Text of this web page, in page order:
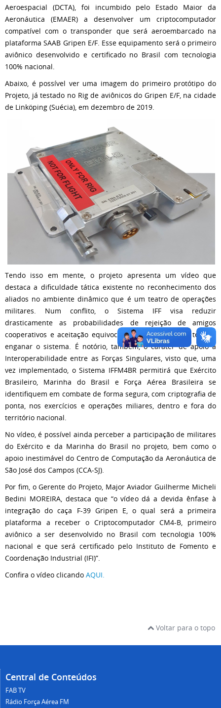
Aeroespacial (DCTA), foi incumbido pelo Estado Maior da
Aeronáutica (EMAER) a desenvolver um criptocomputador
compatível com o transponder que será aeroembarcado na
plataforma SAAB Gripen E/F. Esse equipamento será o primeiro
aviônico desenvolvido e certificado no Brasil com tecnologia
100% nacional.
Abaixo, é possível ver uma imagem do primeiro protótipo do
Projeto, já testado no Rig de aviônicos do Gripen E/F, na cidade
de Linköping (Suécia), em dezembro de 2019.
Tendo isso em mente, o projeto apresenta um vídeo que
destaca a dificuldade tática existente no reconhecimento dos
aliados no ambiente dinâmico que é um teatro de operações
militares. Num conflito, o Sistema IFF visa reduzir
drasticamente as probabilidades de rejeição de amigos
cooperativos e aceitação equivocada de Inimigos que tentem
enganar o sistema. É notório, também, o caráter de apoio à
Interoperabilidade entre as Forças Singulares, visto que, uma
vez implementado, o Sistema IFFM4BR permitirá que Exército
Brasileiro, Marinha do Brasil e Força Aérea Brasileira se
identifiquem em combate de forma segura, com criptografia de
ponta, nos exercícios e operações miliares, dentro e fora do
território nacional.
No vídeo, é possível ainda perceber a participação de militares
do Exército e da Marinha do Brasil no projeto, bem como o
apoio inestimável do Centro de Computação da Aeronáutica de
São José dos Campos (CCA-SJ).
Por fim, o Gerente do Projeto, Major Aviador Guilherme Micheli
Bedini MOREIRA, destaca que “o vídeo dá a devida ênfase à
integração do caça F-39 Gripen E, o qual será a primeira
plataforma a receber o Criptocomputador CM4-B, primeiro
aviônico a ser desenvolvido no Brasil com tecnologia 100%
nacional e que será certificado pelo Instituto de Fomento e
Coordenação Industrial (IFI)”.
Confira o vídeo clicando AQUI.
Voltar para o topo
Central de Conteúdos
FAB TV
Rádio Força Aérea FM